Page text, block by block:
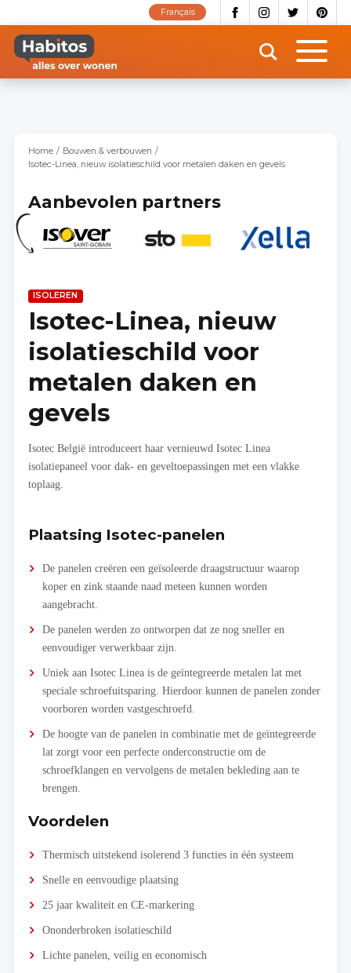
naar
inhoud
gaan
Français
Home
Bouwen & verbouwen
Isotec-Linea, nieuw isolatieschild voor metalen daken en gevels
Aanbevolen partners
ISOLEREN
Isotec-Linea, nieuw
isolatieschild voor
metalen daken en
gevels
Isotec België introduceert haar vernieuwd Isotec Linea
isolatiepaneel voor dak- en geveltoepassingen met een vlakke
toplaag.
Plaatsing Isotec-panelen
De panelen creëren een geïsoleerde draagstructuur waarop
koper en zink staande naad meteen kunnen worden
aangebracht.
De panelen werden zo ontworpen dat ze nog sneller en
eenvoudiger verwerkbaar zijn.
Uniek aan Isotec Linea is de geïntegreerde metalen lat met
speciale schroefuitsparing. Hierdoor kunnen de panelen zonder
voorboren worden vastgeschroefd.
De hoogte van de panelen in combinatie met de geïntegreerde
lat zorgt voor een perfecte onderconstructie om de
schroefklangen en vervolgens de metalen bekleding aan te
brengen.
Voordelen
Thermisch uitstekend isolerend 3 functies in één systeem
Snelle en eenvoudige plaatsing
25 jaar kwaliteit en CE-markering
Ononderbroken isolatieschild
Lichte panelen, veilig en economisch